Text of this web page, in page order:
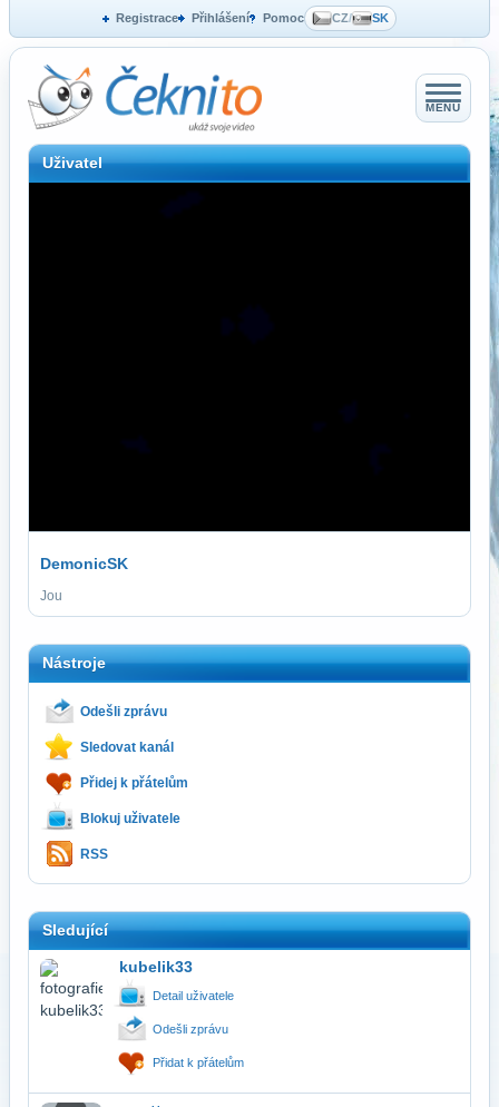
Registrace Přihlášení Pomoc CZ/ SK
MENU
Uživatel
DemonicSK
Jou
Nástroje
Odešli zprávu
Sledovat kanál
Přidej k přátelům
Blokuj uživatele
RSS
Sledující
kubelik33
Detail uživatele
Odešli zprávu
Přidat k přátelům